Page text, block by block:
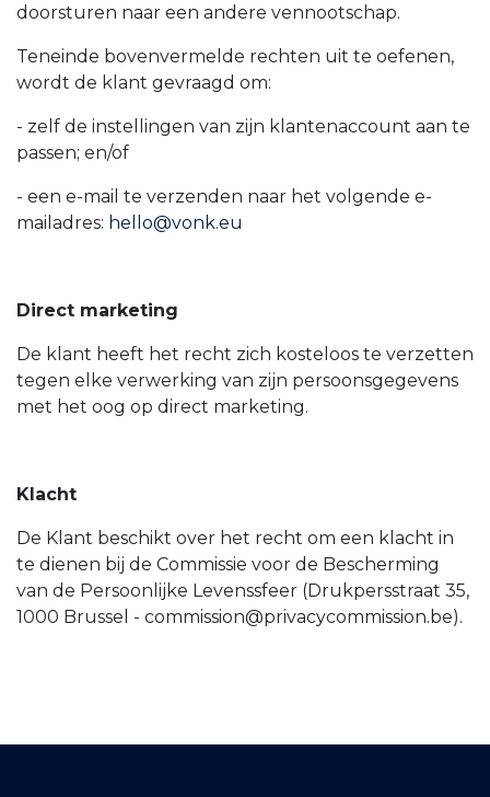
doorsturen naar een andere vennootschap.
Teneinde bovenvermelde rechten uit te oefenen,
wordt de klant gevraagd om:
- zelf de instellingen van zijn klantenaccount aan te
passen; en/of
- een e-mail te verzenden naar het volgende e-
mailadres: hello@vonk.eu
Direct marketing
De klant heeft het recht zich kosteloos te verzetten
tegen elke verwerking van zijn persoonsgegevens
met het oog op direct marketing.
Klacht
De Klant beschikt over het recht om een klacht in
te dienen bij de Commissie voor de Bescherming
van de Persoonlijke Levenssfeer (Drukpersstraat 35,
1000 Brussel - commission@privacycommission.be).